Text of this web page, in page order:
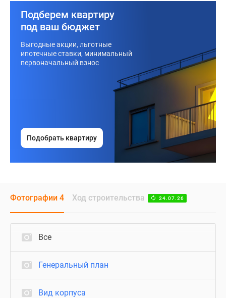
Подберем квартиру
под ваш бюджет
Выгодные акции, льготные
ипотечные ставки, минимальный
первоначальный взнос
Подобрать квартиру
Фотографии 4 Ход строительства 24.07.26
Все
Генеральный план
Вид корпуса